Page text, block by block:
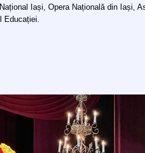
Iași, Opera Națională din Iași,